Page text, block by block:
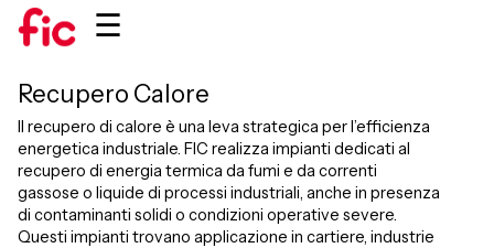
☰
Recupero Calore
Il recupero di calore è una leva strategica per l’efficienza
energetica industriale. FIC realizza impianti dedicati al
recupero di energia termica da fumi e da correnti
gassose o liquide di processi industriali, anche in presenza
di contaminanti solidi o condizioni operative severe.
Questi impianti trovano applicazione in cartiere, industrie